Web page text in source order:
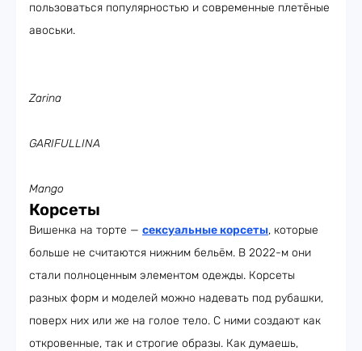
пользоваться популярностью и современные плетёные
авоськи.
Zarina
GARIFULLINA
Mango
Корсеты
Вишенка на торте — сексуальные корсеты, которые
больше не считаются нижним бельём. В 2022-м они
стали полноценным элементом одежды. Корсеты
разных форм и моделей можно надевать под рубашки,
поверх них или же на голое тело. С ними создают как
откровенные, так и строгие образы. Как думаешь,